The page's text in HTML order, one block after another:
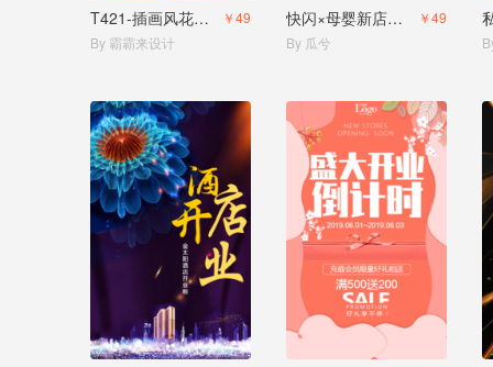
T421-插画风花店花艺开业优惠活动宣传母亲节送礼
￥49
By 霸霸来设计
快闪×母婴新店开业促销宣传
￥49
By 瓜兮